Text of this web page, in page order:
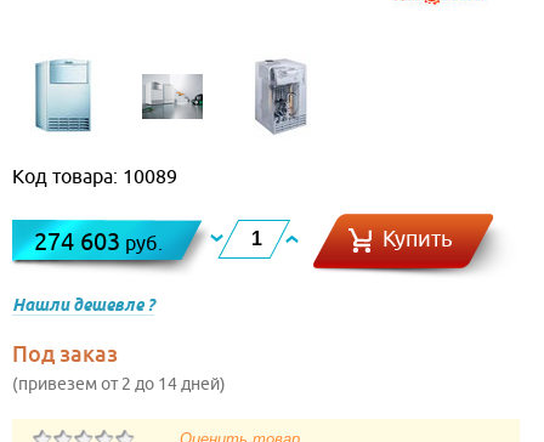
Код товара: 10089
274 603 руб. Купить
Нашли дешевле ?
Под заказ
(привезем от 2 до 14 дней)